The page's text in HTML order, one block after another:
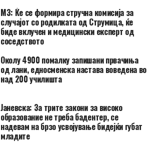
МЗ: Ќе се формира стручна комисија за
случајот со родилката од Струмица, ќе
биде вклучен и медицински експерт од
соседството
Околу 4900 помалку запишани првачиња
од лани, едносменска настава воведена во
над 200 училишта
Јаневска: За трите закони за високо
образование не треба бадентер, се
надевам на брзо усвојување бидејќи губат
младите